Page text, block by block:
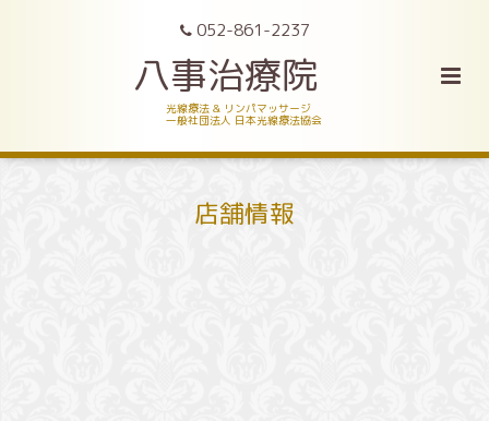
052-861-2237
八事治療院
光線療法 & リンパマッサージ
一般社団法人 日本光線療法協会
店舗情報